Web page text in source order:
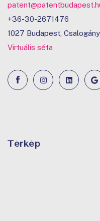
+36-30-2671476
1027 Budapest,
Virtuális séta
Térkép